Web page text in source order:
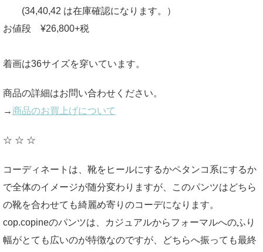
(34,40,42 は在庫確認になります。）
お値段 ¥26,800+税
着画は36サイズを穿いています。
商品の詳細はお問い合わせください。
→商品のお買上げについて
☆ ☆ ☆
コーディネートは、靴をヒールにするかペタンコ系にするか
で全体のイメージが随分変わりますが、このパンツはどちら
の靴を合わせても綺麗め寄りのコーデになります。
cop.copineのパンツは、カジュアルからフォーマルへのふり
幅がとても広いのが特徴なのですが、どちらへ振っても最終